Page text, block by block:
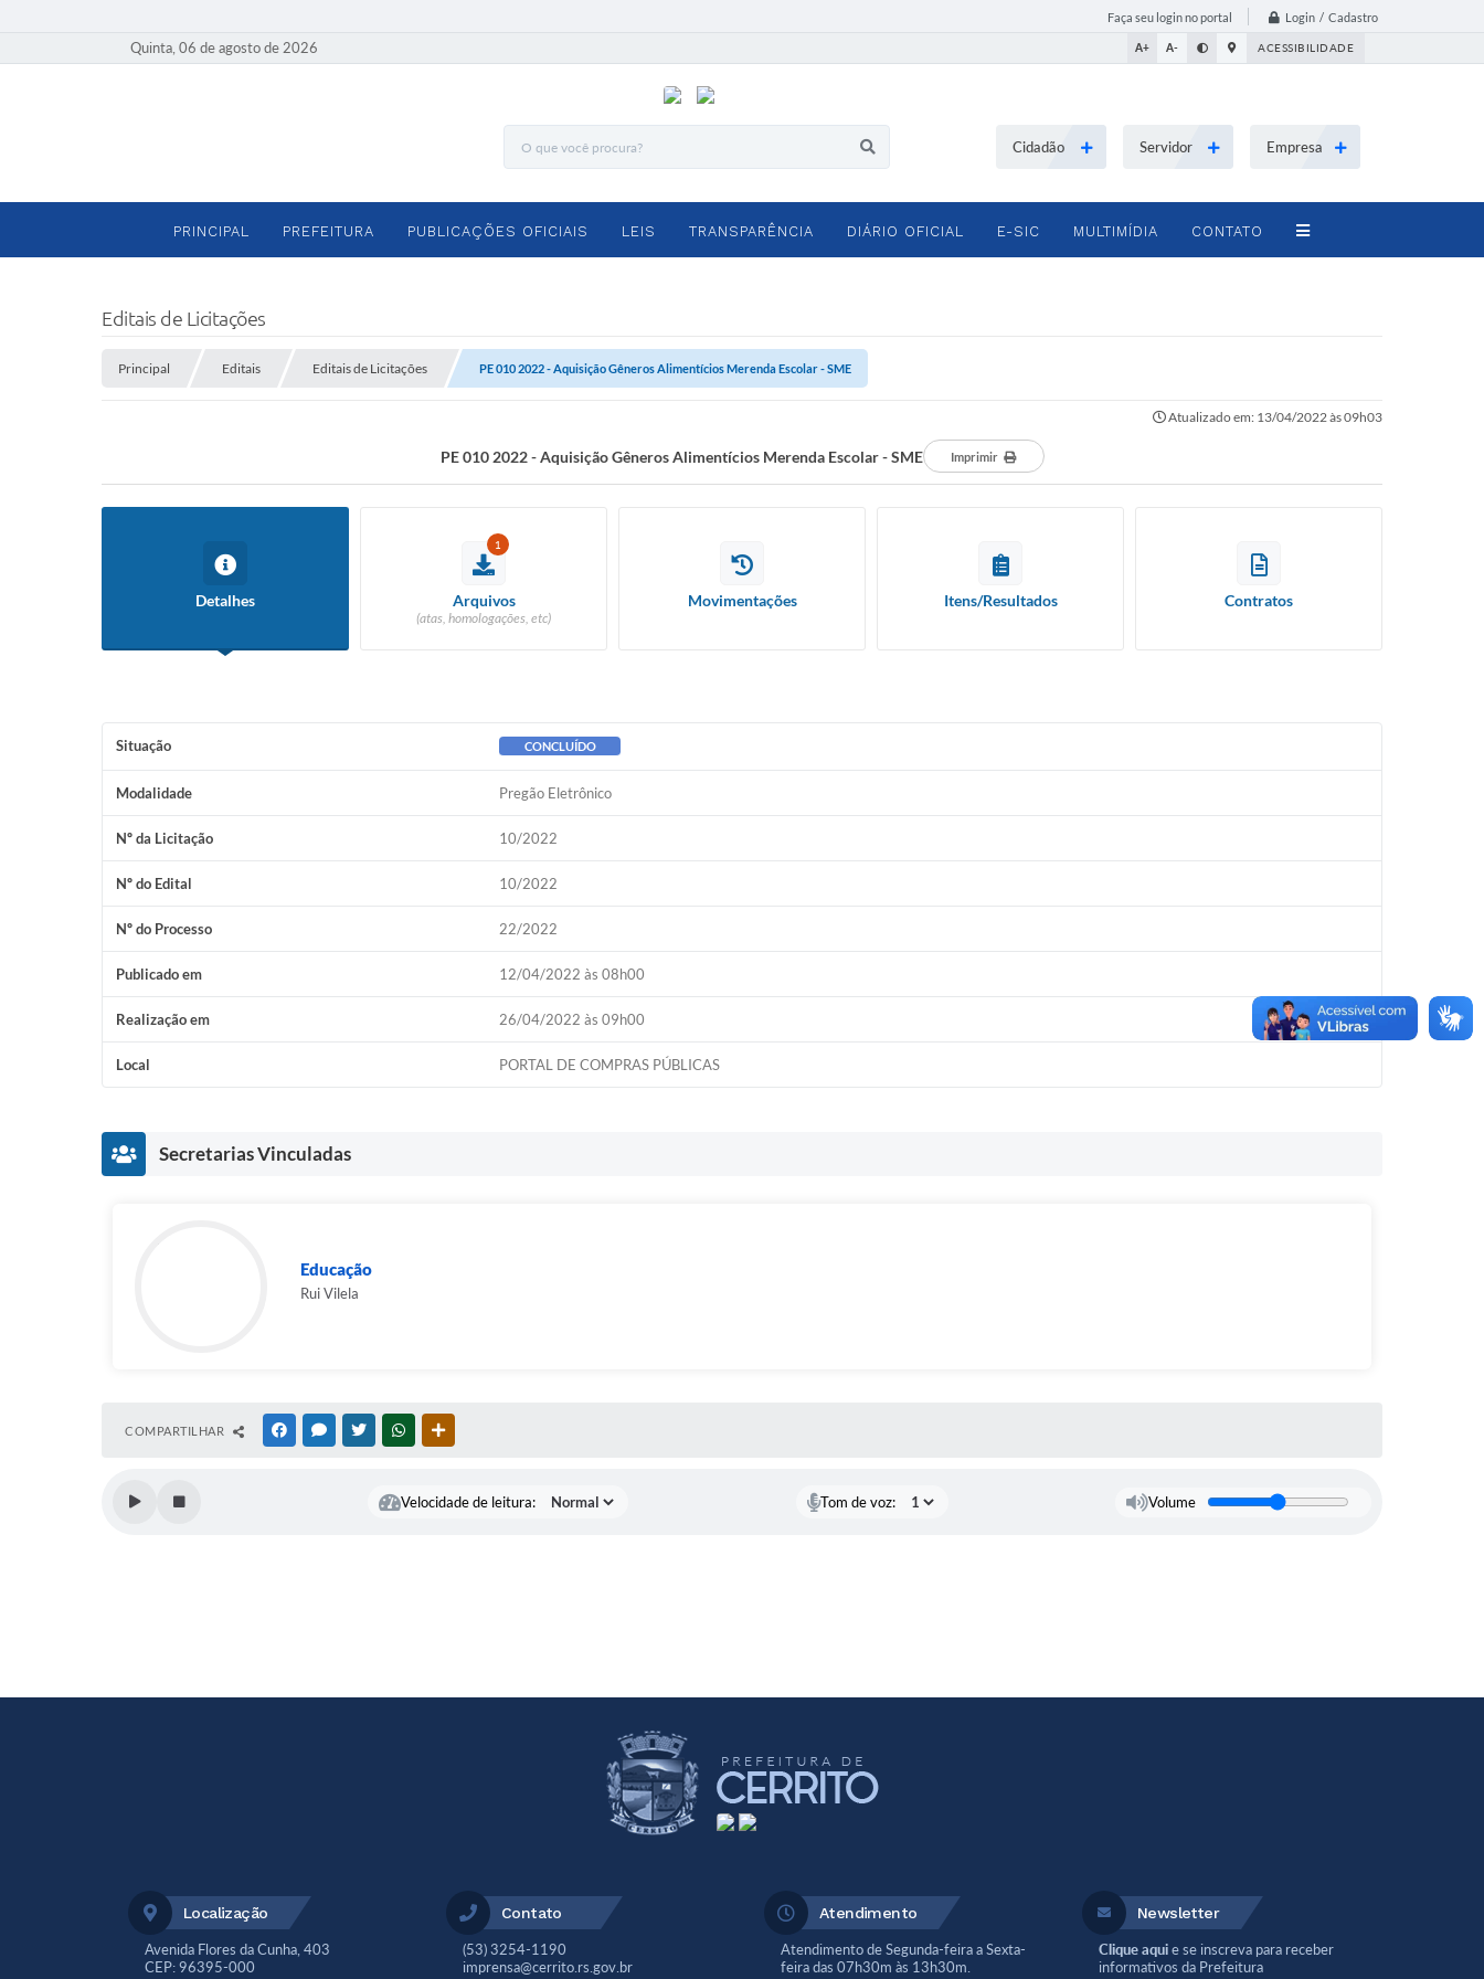
Faça seu login no portal Login / Cadastro
Quinta, 06 de agosto de 2026 A+ A- ACESSIBILIDADE
Cidadão Servidor Empresa
PRINCIPAL PREFEITURA PUBLICAÇÕES OFICIAIS LEIS TRANSPARÊNCIA DIÁRIO OFICIAL E-SIC MULTIMÍDIA CONTATO
Editais de Licitações
Principal Editais Editais de Licitações PE 010 2022 - Aquisição Gêneros Alimentícios Merenda Escolar - SME
Atualizado em: 13/04/2022 às 09h03
PE 010 2022 - Aquisição Gêneros Alimentícios Merenda Escolar - SME Imprimir
Detalhes
1
Arquivos
(atas, homologações, etc)
Movimentações Itens/Resultados Contratos
Situação CONCLUÍDO
Modalidade Pregão Eletrônico
Nº da Licitação 10/2022
Nº do Edital 10/2022
Nº do Processo 22/2022
Publicado em 12/04/2022 às 08h00
Realização em 26/04/2022 às 09h00
Local PORTAL DE COMPRAS PÚBLICAS
Secretarias Vinculadas
Educação
Rui Vilela
COMPARTILHAR FACEBOOKMESSENGER
TWITTERWHATSAPP
Velocidade de leitura: Tom de voz: Volume
Localização
Avenida Flores da Cunha, 403
CEP: 96395-000
Contato
(53) 3254-1190
imprensa@cerrito.rs.gov.br
Atendimento
Atendimento de Segunda-feira a Sexta-
feira das 07h30m às 13h30m.
Newsletter
Clique aquie se inscreva para receber
informativos da Prefeitura